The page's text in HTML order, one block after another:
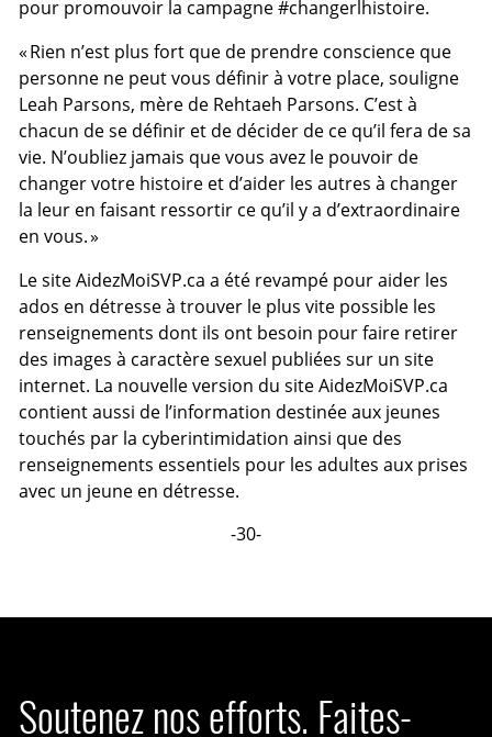
pour promouvoir la campagne #changerlhistoire.
« Rien n’est plus fort que de prendre conscience que
personne ne peut vous définir à votre place, souligne
Leah Parsons, mère de Rehtaeh Parsons. C’est à
chacun de se définir et de décider de ce qu’il fera de sa
vie. N’oubliez jamais que vous avez le pouvoir de
changer votre histoire et d’aider les autres à changer
la leur en faisant ressortir ce qu’il y a d’extraordinaire
en vous. »
Le site AidezMoiSVP.ca a été revampé pour aider les
ados en détresse à trouver le plus vite possible les
renseignements dont ils ont besoin pour faire retirer
des images à caractère sexuel publiées sur un site
internet. La nouvelle version du site AidezMoiSVP.ca
contient aussi de l’information destinée aux jeunes
touchés par la cyberintimidation ainsi que des
renseignements essentiels pour les adultes aux prises
avec un jeune en détresse.
-30-
Soutenez nos efforts. Faites-